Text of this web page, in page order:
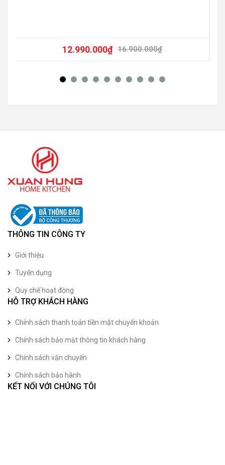
16.900.000₫
12.990.000₫
THÔNG TIN CÔNG TY
Giới thiệu
Tuyển dụng
Quy chế hoạt động
HỖ TRỢ KHÁCH HÀNG
Chính sách thanh toán tiền mặt chuyển khoản
Chính sách bảo mật thông tin khách hàng
Chính sách vận chuyển
Chính sách bảo hành
KẾT NỐI VỚI CHÚNG TÔI